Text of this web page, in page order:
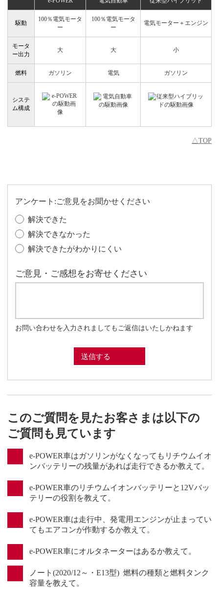
駆動
100％電気モータ
ー
100％電気モータ
ー
電気モーター＋エンジン
モータ
ー出力
大 大 小
燃料 ガソリン 電気 ガソリン
システ
ム構成
△TOP
アンケート:ご意見をお聞かせください
解決できた
解決できなかった
解決できたがわかりにくい
ご意見・ご感想をお寄せください
お問い合わせを入力されましてもご返信はいたしかねます
このご質問を見たお客さまは以下の
ご質問も見ています
e-POWER車はガソリンがなくなってもリチウムイオ
ンバッテリーの残量があれば走行できるか教えて。
e-POWER車のリチウムイオンバッテリーと12Vバッ
テリーの役割を教えて。
e-POWER車は走行中、発電用エンジンが止まってい
てもエアコンが作動するか教えて。
e-POWER車にオルタネーターはあるか教えて。
ノート(2020/12～・E13型) 燃料の種類と燃料タンク
容量を教えて。